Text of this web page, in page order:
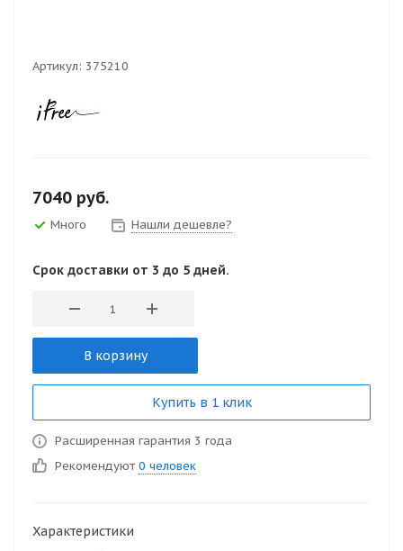
Артикул: 375210
7040 руб.
Много Нашли дешевле?
Срок доставки от 3 до 5 дней.
В корзину
Купить в 1 клик
Расширенная гарантия 3 года
Рекомендуют 0 человек
Характеристики